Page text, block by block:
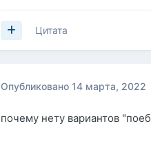
Цитата
Опубликовано14 марта, 2022
почему нету вариантов